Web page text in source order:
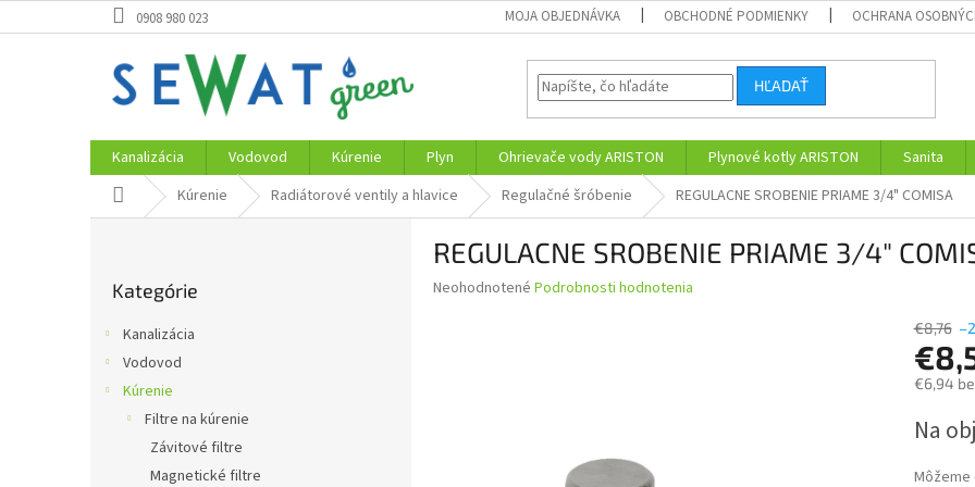
na
0908 980 023 MOJA OBJEDNÁVKA OBCHODNÉ PODMIENKY OCHRANA
HĽADAŤ
Kanalizácia Vodovod Kúrenie Plyn Ohrievače vody ARISTON Plynové kotly ARISTON Sanita
DomovKúrenie Radiátorové ventily a hlavice Regulačné šróbenie REGULACNE SROBENIE PRIAME 3/4" COMISA
kategórie
Kategórie
Kanalizácia
Vodovod
Kúrenie
Filtre na kúrenie
Závitové filtre
Magnetické filtre
REGULACNE SROBENIE PRIAME 3/4"
Priemerné
Neohodnotené Podrobnosti hodnotenia
€8,76
€6,94
cena:
Na